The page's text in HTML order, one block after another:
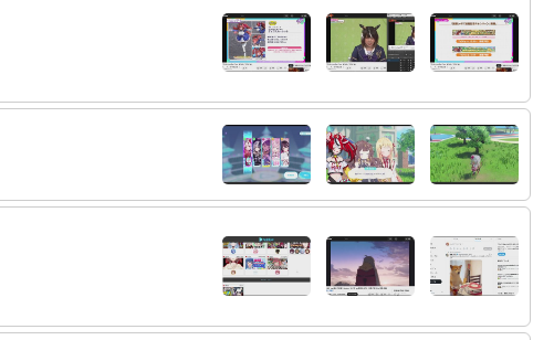
でしょ
54:グッズで利益出さないとな
56: 今でもまだ燃えています
20:09
57:
58:そういううさぎだから・・・
20:09 59:今日のうさぎはカラシにやられて発狂して